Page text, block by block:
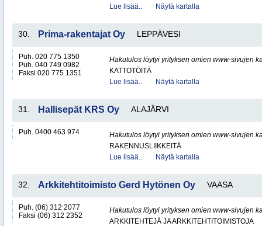
Lue lisää..
Näytä kartalla
30. Prima-rakentajat Oy LEPPÄVESI
Puh. 020 775 1350
Puh. 040 749 0982
Faksi 020 775 1351
Hakutulos löytyi yrityksen omien www-sivujen
KATTOTÖITÄ
Lue lisää..
Näytä kartalla
31. Hallisepät KRS Oy ALAJÄRVI
Puh. 0400 463 974
Hakutulos löytyi yrityksen omien www-sivujen
RAKENNUSLIIKKEITÄ
Lue lisää..
Näytä kartalla
32. Arkkitehtitoimisto Gerd Hytönen Oy VAASA
Puh. (06) 312 2077
Faksi (06) 312 2352
Hakutulos löytyi yrityksen omien www-sivujen
ARKKITEHTEJÄ JA ARKKITEHTITOIMISTOJA